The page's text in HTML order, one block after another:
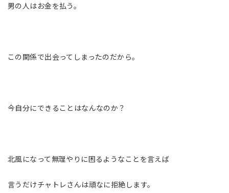
男の人はお金を払う。
この関係で出会ってしまったのだから。
今自分にできることはなんなのか？
北風になって無理やりに困るようなことを言えば
言うだけチャトレさんは頑なに拒絶します。